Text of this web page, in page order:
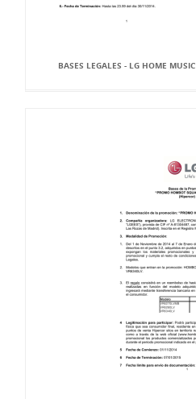
BASES LEGALES - LG HOME MUSIC